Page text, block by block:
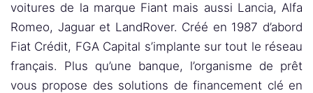
voitures de la marque Fiant mais aussi Lancia, Alfa
Romeo, Jaguar et LandRover. Créé en 1987 d’abord
Fiat Crédit, FGA Capital s’implante sur tout le réseau
français. Plus qu’une banque, l’organisme de prêt
vous propose des solutions de financement clé en